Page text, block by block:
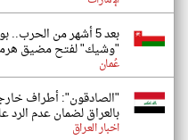
بعد 5 أشهر من الحرب..
"وشيك" لفتح مضيق
عُمان
"الصادقون": أطراف
بالعراق لضمان عدم الرد
اخبار العراق